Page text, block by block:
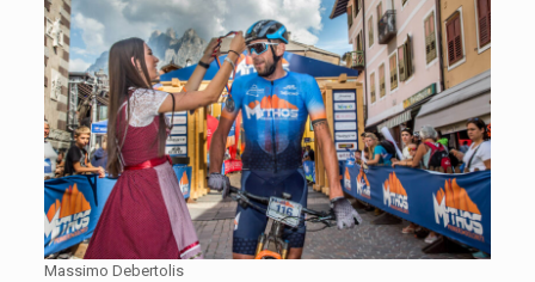
Massimo Debertolis